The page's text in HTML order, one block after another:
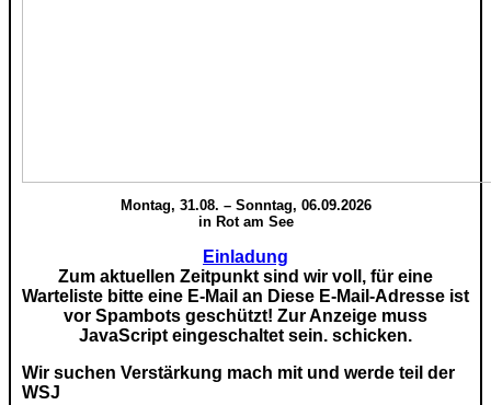
Montag, 31.08. – Sonntag, 06.09.2026
in Rot am See
Einladung
Zum aktuellen Zeitpunkt sind wir voll, für eine
Warteliste bitte eine E-Mail an Diese E-Mail-Adresse ist
vor Spambots geschützt! Zur Anzeige muss
JavaScript eingeschaltet sein. schicken.
Wir suchen Verstärkung mach mit und werde teil der
WSJ